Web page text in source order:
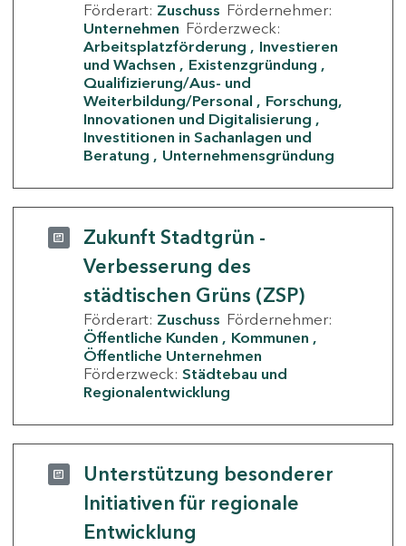
Förderart: Zuschuss Fördernehmer:
Unternehmen Förderzweck:
Arbeitsplatzförderung
Investieren
und Wachsen
Existenzgründung
Qualifizierung/Aus- und
Weiterbildung/Personal
Forschung,
Innovationen und Digitalisierung
Investitionen in Sachanlagen und
Beratung
Unternehmensgründung
Zukunft Stadtgrün -
Verbesserung des
städtischen Grüns (ZSP)
Förderart: Zuschuss Fördernehmer:
Öffentliche Kunden
Kommunen
Öffentliche Unternehmen
Förderzweck: Städtebau und
Regionalentwicklung
Unterstützung besonderer
Initiativen für regionale
Entwicklung